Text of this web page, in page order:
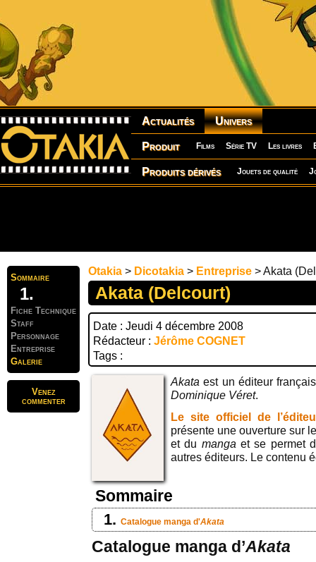
Actualités Univers
Produit Films Série TV Les livres
Produits dérivés Jouets de qualité
Sommaire
Fiche Technique
Staff
Personnage
Entreprise
Galerie
Venez
commenter
Otakia > Dicotakia > Entreprise > Akata
Akata (Delcourt)
Date : Jeudi 4 décembre 2008
Rédacteur : Jérôme COGNET
Tags :
Akata est un éditeur
Dominique Véret.
Le site officiel de
présente une ouverture sur
et du manga et se permet
autres éditeurs. Le contenu
Sommaire
Catalogue manga d'Akata
Catalogue manga d’Akata